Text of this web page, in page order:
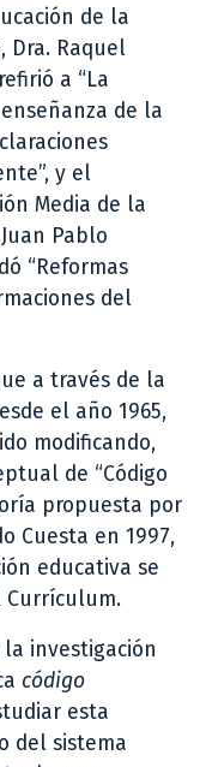
de la
Dra. Raquel
a “La
de la
y el
Media de la
Pablo
“Reformas
del
a través de la
el año 1965,
modificando,
de “Código
propuesta por
Cuesta en 1997,
educativa se
Currículum.
investigación
código
esta
del sistema